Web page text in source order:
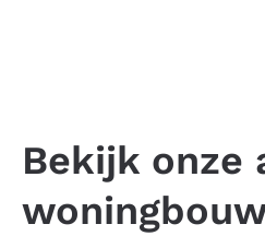
Bekijk onze